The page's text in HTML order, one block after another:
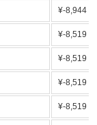
¥-8,944
¥-8,519
¥-8,519
¥-8,519
¥-8,519